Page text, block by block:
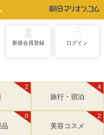
新規会員登録 ログイン
2 4
旅行・宿泊
0 2
美容コスメ